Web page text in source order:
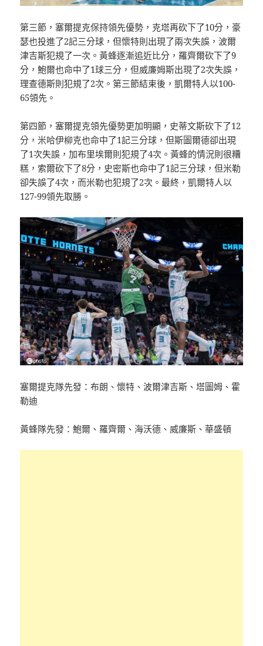
第三節，塞爾提克保持領先優勢，克塔再砍下了10分，豪
瑟也投進了2記三分球，但懷特則出現了兩次失誤，波爾
津吉斯犯規了一次。黃蜂逐漸追近比分，羅齊爾砍下了9
分，鮑爾也命中了1球三分，但威廉姆斯出現了2次失誤，
理查德斯則犯規了2次。第三節結束後，凱爾特人以100-
65領先。
第四節，塞爾提克領先優勢更加明顯，史蒂文斯砍下了12
分，米哈伊柳克也命中了1記三分球，但斯圖爾德卻出現
了1次失誤，加布里埃爾則犯規了4次。黃蜂的情況則很糟
糕，索爾砍下了8分，史密斯也命中了1記三分球，但米勒
卻失誤了4次，而米勒也犯規了2次。最終，凱爾特人以
127-99領先取勝。
塞爾提克隊先發：布朗、懷特、波爾津吉斯、塔圖姆、霍
勒迪
黃蜂隊先發：鮑爾、羅齊爾、海沃德、威廉斯、華盛頓